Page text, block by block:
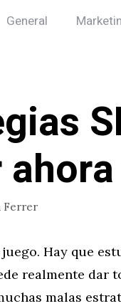
General
Ferrer
juego. Hay que
realmente dar
malas